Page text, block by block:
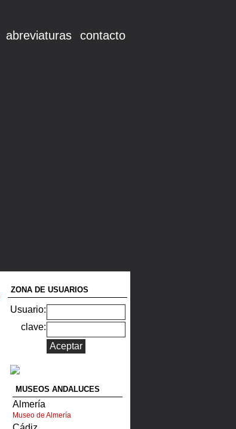
abreviaturas contacto
ZONA DE USUARIOS
Usuario:
clave:
MUSEOS ANDALUCES
Almería
Museo de Almería